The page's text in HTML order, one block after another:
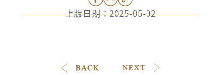
上版日期：2025-05-02